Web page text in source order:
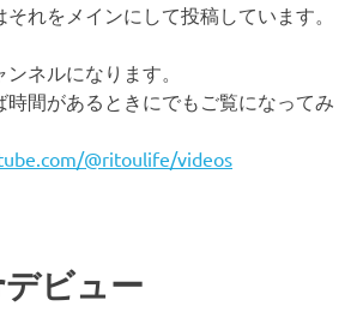
れをメインにして投稿しています。
ネルになります。
時間があるときにでもご覧になってみ
@ritoulife/videos
ビュー